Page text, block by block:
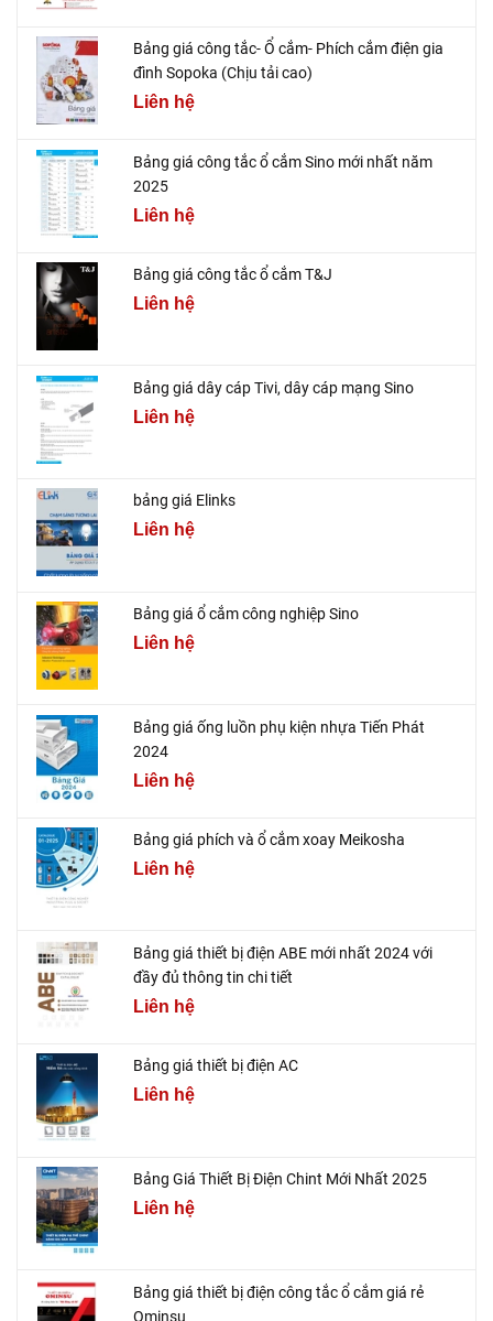
Bảng giá công tắc- Ổ cắm- Phích cắm điện gia
đình Sopoka (Chịu tải cao)
Liên hệ
Bảng giá công tắc ổ cắm Sino mới nhất năm
2025
Liên hệ
Bảng giá công tắc ổ cắm T&J
Liên hệ
Bảng giá dây cáp Tivi, dây cáp mạng Sino
Liên hệ
bảng giá Elinks
Liên hệ
Bảng giá ổ cắm công nghiệp Sino
Liên hệ
Bảng giá ống luồn phụ kiện nhựa Tiến Phát
2024
Liên hệ
Bảng giá phích và ổ cắm xoay Meikosha
Liên hệ
Bảng giá thiết bị điện ABE mới nhất 2024 với
đầy đủ thông tin chi tiết
Liên hệ
Bảng giá thiết bị điện AC
Liên hệ
Bảng Giá Thiết Bị Điện Chint Mới Nhất 2025
Liên hệ
Bảng giá thiết bị điện công tắc ổ cắm giá rẻ
Ominsu